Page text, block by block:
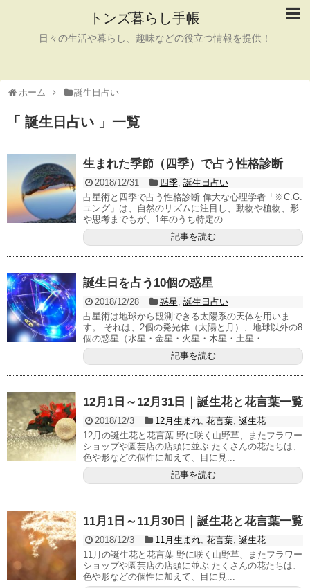
トンズ暮らし手帳
日々の生活や暮らし、趣味などの役立つ情報を提供！
ホーム 誕生日占い
「 誕生日占い 」一覧
生まれた季節（四季）で占う性格診断
2018/12/31 四季, 誕生日占い
占星術と四季で占う性格診断 偉大な心理学者「※C.G.
ユング」は、自然のリズムに注目し、動物や植物、形
や思考までもが、1年のうち特定の...
記事を読む
誕生日を占う10個の惑星
2018/12/28 惑星, 誕生日占い
占星術は地球から観測できる太陽系の天体を用いま
す。 それは、2個の発光体（太陽と月）、地球以外の8
個の惑星（水星・金星・火星・木星・土星・...
記事を読む
12月1日～12月31日｜誕生花と花言葉一覧
2018/12/3 12月生まれ, 花言葉, 誕生花
12月の誕生花と花言葉 野に咲く山野草、またフラワー
ショップや園芸店の店頭に並ぶ たくさんの花たちは、
色や形などの個性に加えて、目に見...
記事を読む
11月1日～11月30日｜誕生花と花言葉一覧
2018/12/3 11月生まれ, 花言葉, 誕生花
11月の誕生花と花言葉 野に咲く山野草、またフラワー
ショップや園芸店の店頭に並ぶ たくさんの花たちは、
色や形などの個性に加えて、目に見...